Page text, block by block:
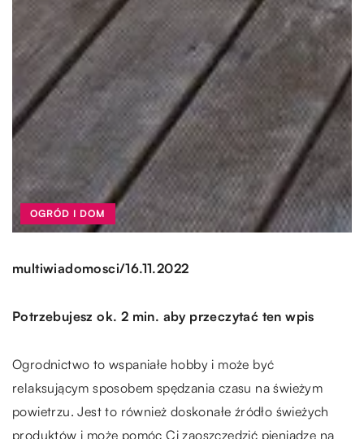
OGRÓD I DOM
multiwiadomosci/16.11.2022
Potrzebujesz ok. 2 min. aby przeczytać ten wpis
Ogrodnictwo to wspaniałe hobby i może być
relaksującym sposobem spędzania czasu na świeżym
powietrzu. Jest to również doskonałe źródło świeżych
produktów i może pomóc Ci zaoszczędzić pieniądze na